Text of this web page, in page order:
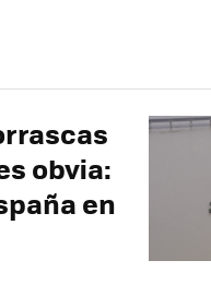
obvia:
en